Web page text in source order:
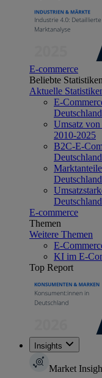
E-commerce
Beliebte Statistiken
Aktuelle
E-
Umsatz
2010-2025
B2C-E-
E-commerce
Themen
Weitere Themen
E-
KI im E-
Top Report
Insights
Market